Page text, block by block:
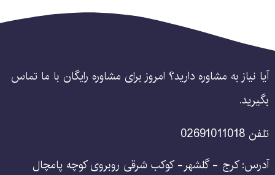
آیا نیاز به مشاوره دارید؟ امروز برای مشاوره رایگان با ما تماس
بگیرید.
تلفن 02691011018
آدرس: کرج - گلشهر- کوکب شرقی روبروی کوچه پامچال